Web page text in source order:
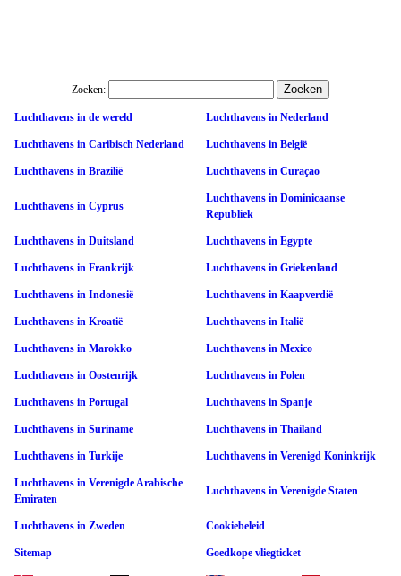
Zoeken:
Luchthavens in de wereld Luchthavens in Nederland
Luchthavens in Caribisch Nederland Luchthavens in België
Luchthavens in Brazilië Luchthavens in Curaçao
Luchthavens in Cyprus
Luchthavens in Dominicaanse
Republiek
Luchthavens in Duitsland Luchthavens in Egypte
Luchthavens in Frankrijk Luchthavens in Griekenland
Luchthavens in Indonesië Luchthavens in Kaapverdië
Luchthavens in Kroatië Luchthavens in Italië
Luchthavens in Marokko Luchthavens in Mexico
Luchthavens in Oostenrijk Luchthavens in Polen
Luchthavens in Portugal Luchthavens in Spanje
Luchthavens in Suriname Luchthavens in Thailand
Luchthavens in Turkije Luchthavens in Verenigd Koninkrijk
Luchthavens in Verenigde Arabische
Emiraten
Luchthavens in Verenigde Staten
Luchthavens in Zweden Cookiebeleid
Sitemap Goedkope vliegticket